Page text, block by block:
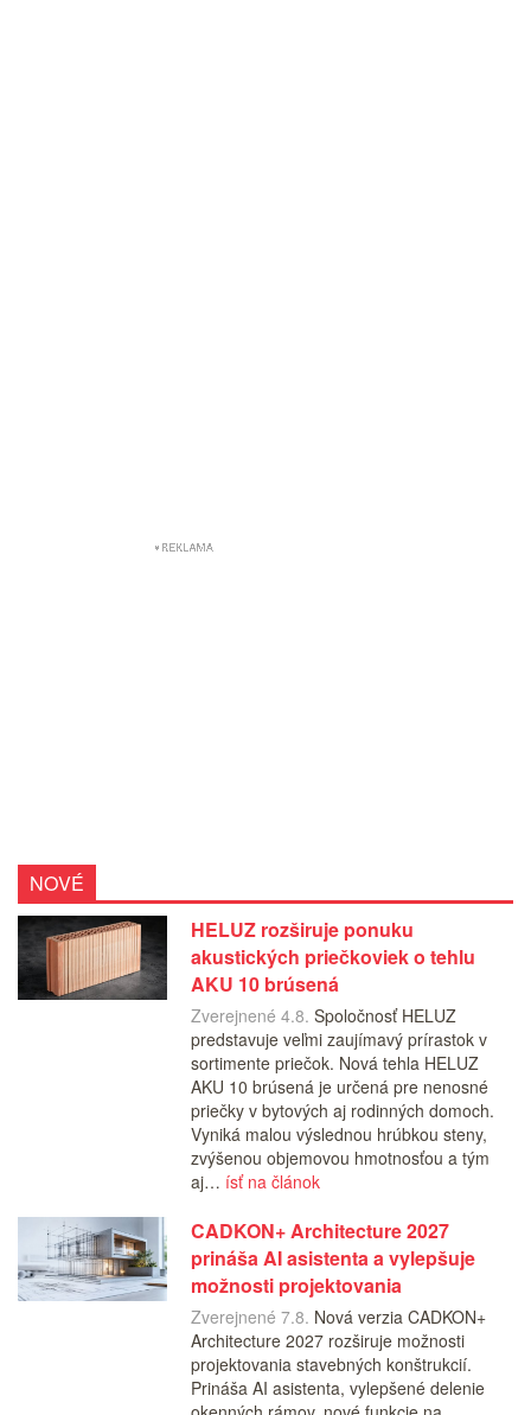
NOVÉ
HELUZ rozširuje ponuku
akustických priečkoviek o tehlu
AKU 10 brúsená
Zverejnené 4.8. Spoločnosť HELUZ
predstavuje veľmi zaujímavý prírastok v
sortimente priečok. Nová tehla HELUZ
AKU 10 brúsená je určená pre nenosné
priečky v bytových aj rodinných domoch.
Vyniká malou výslednou hrúbkou steny,
zvýšenou objemovou hmotnosťou a tým
aj… ísť na článok
CADKON+ Architecture 2027
prináša AI asistenta a vylepšuje
možnosti projektovania
Zverejnené 7.8. Nová verzia CADKON+
Architecture 2027 rozširuje možnosti
projektovania stavebných konštrukcií.
Prináša AI asistenta, vylepšené delenie